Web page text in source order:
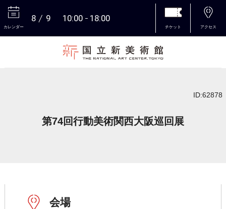
カレンダー
8 9 10:00 18:00
チケット アクセス
ID:62878
第74回行動美術関西大阪巡回展
会場